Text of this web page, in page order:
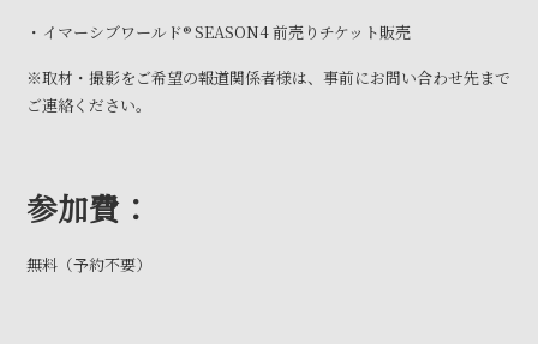
・イマーシブワールド® SEASON4 前売りチケット販売
※取材・撮影をご希望の報道関係者様は、事前にお問い合わせ先まで
ご連絡ください。
参加費：
無料（予約不要）